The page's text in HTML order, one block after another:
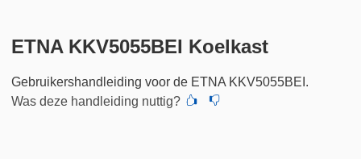
ETNA KKV5055BEI Koelkast
Gebruikershandleiding voor de ETNA KKV5055BEI.
Was deze handleiding nuttig?